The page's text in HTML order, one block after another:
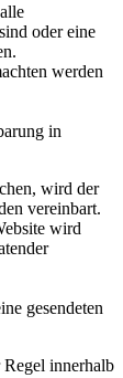
oder eine
werden
in
wird der
vereinbart.
wird
gesendeten
innerhalb